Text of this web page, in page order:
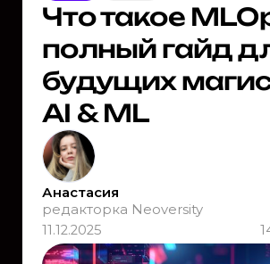
Что такое
полный гайд
будущих
AI & ML
Анастасия
редакторка Neoversity
11.12.2025